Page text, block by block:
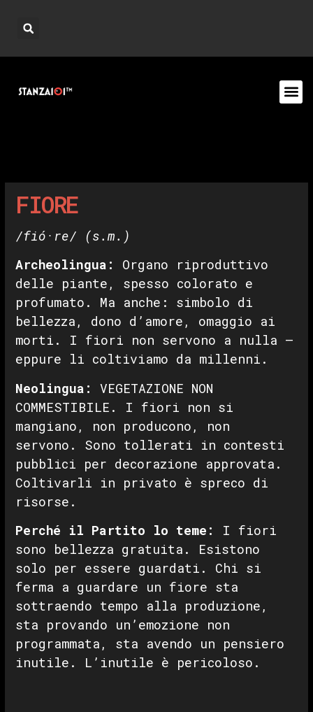
FIORE
/fió·re/ (s.m.)
Archeolingua:
Organo riproduttivo
delle piante, spesso colorato e
profumato. Ma anche: simbolo di
bellezza, dono d’amore, omaggio ai
morti. I fiori non servono a nulla —
eppure li coltiviamo da millenni.
Neolingua:
VEGETAZIONE NON
COMMESTIBILE. I fiori non si
mangiano, non producono, non
servono. Sono tollerati in contesti
pubblici per decorazione approvata.
Coltivarli in privato è spreco di
risorse.
Perché il Partito lo teme:
I fiori
sono bellezza gratuita. Esistono
solo per essere guardati. Chi si
ferma a guardare un fiore sta
sottraendo tempo alla produzione,
sta provando un’emozione non
programmata, sta avendo un pensiero
inutile. L’inutile è pericoloso.